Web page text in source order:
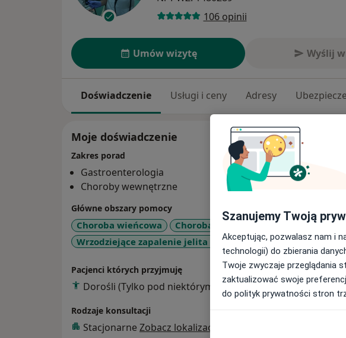
106 opinii
Umów wizytę Wyślij
Doświadczenie Usługi i ceny Adresy
Moje doświadczenie
Zakres porad
Gastroenterologia
Choroby wewnętrzne
Główne obszary pomocy
Choroba wieńcowa Choroba uchyłkowa jelit
Wrzodziejące zapalenie jelita grubego
Choroba
Pacjenci których przyjmuję
Dorośli (Tylko pod niektórymi adresami)
Rodzaje konsultacji
Stacjonarne Zobacz lokalizacje (1)
Szanujemy Twoją
Akceptując, pozwalasz nam i
technologii) do zbierania
Twoje zwyczaje przeglądania
zaktualizować swoje
do polityk prywatności stron